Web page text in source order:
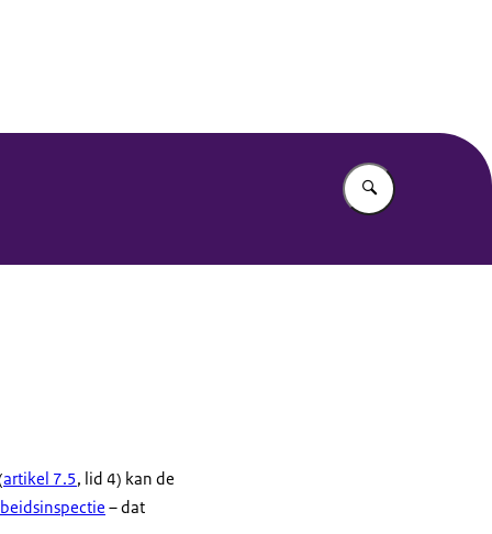
Vul in wat u
artikel 7.5, lid 4) kan de
– dat